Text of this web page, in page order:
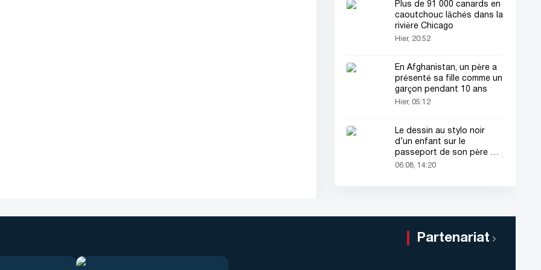
Plus de 91 000 canards en
caoutchouc lâchés dans la
rivière Chicago
Hier, 20:52
En Afghanistan, un père a
présenté sa fille comme un
garçon pendant 10 ans
Hier, 05:12
Le dessin au stylo noir
d’un enfant sur le
passeport de son père a
attiré tous les regards
06.08, 14:20
Partenariat